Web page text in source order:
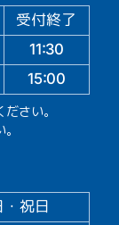
受付終了
11:30
15:00
さい。
・祝日